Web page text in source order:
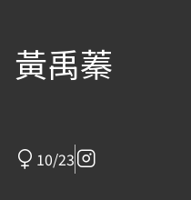
黃禹蓁
10/23